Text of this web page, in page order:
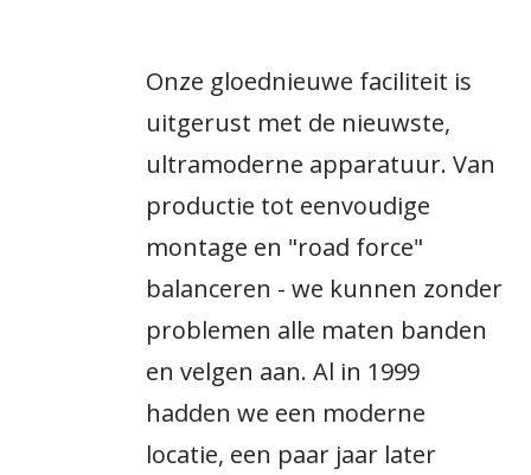
Onze gloednieuwe faciliteit is
uitgerust met de nieuwste,
ultramoderne apparatuur. Van
productie tot eenvoudige
montage en "road force"
balanceren - we kunnen zonder
problemen alle maten banden
en velgen aan. Al in 1999
hadden we een moderne
locatie, een paar jaar later